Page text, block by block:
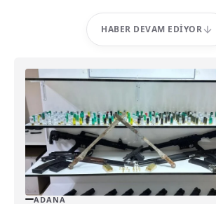
HABER DEVAM EDIYOR
ADANA